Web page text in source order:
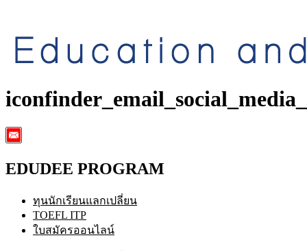
EDUDEE PROGRAM
ทุนนักเรียนแลกเปลี่ยน
TOEFL ITP
ใบสมัครออนไลน์